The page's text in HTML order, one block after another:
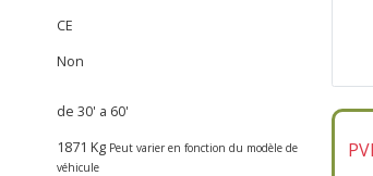
CE
Non
de 30' a 60'
1871 Kg Peut varier en fonction du modèle de
véhicule